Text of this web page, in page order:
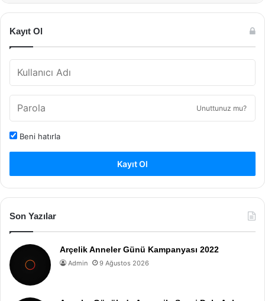
Kayıt Ol
Unuttunuz mu?
Beni hatırla
Kayıt Ol
Son Yazılar
Arçelik Anneler Günü Kampanyası 2022
Admin 9 Ağustos 2026